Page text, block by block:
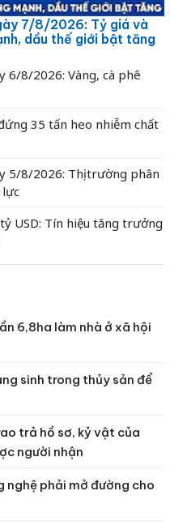
7/8/2026: Tỷ giá và
dầu thế giới bật tăng
6/8/2026: Vàng, cà phê
35 tấn heo nhiễm chất
5/8/2026: Thị trường phân
lực
USD: Tín hiệu tăng trưởng
6,8ha làm nhà ở xã hội
sinh trong thủy sản để
trả hồ sơ, kỷ vật của
người nhận
nghệ phải mở đường cho